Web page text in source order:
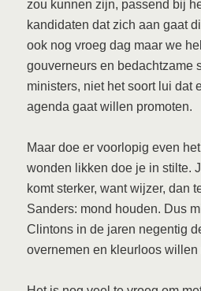
zou kunnen zijn, passend bij
kandidaten dat zich aan gaat
ook nog vroeg dag maar we
gouverneurs en bedachtzame
ministers, niet het soort lui dat
agenda gaat willen promoten.
Maar doe er voorlopig even
wonden likken doe je in stilte.
komt sterker, want wijzer, dan
Sanders: mond houden. Dus
Clintons in de jaren negentig
overnemen en kleurloos